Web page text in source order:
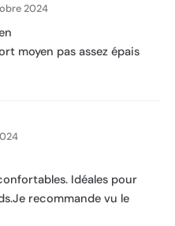
2024
moyen pas assez épais
Idéales pour
recommande vu le